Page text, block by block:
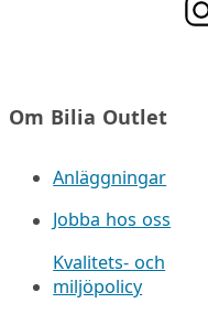
Om Bilia Outlet
Anläggningar
Jobba hos oss
Kvalitets- och
miljöpolicy